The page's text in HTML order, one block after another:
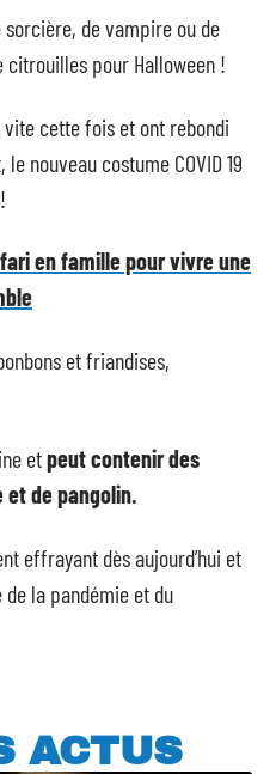
sorcière, de vampire ou de
pour Halloween !
cette fois et ont rebondi
nouveau costume COVID 19
en famille pour vivre une
et friandises,
etpeut contenir des
de pangolin.
effrayant dès aujourd’hui et
la pandémie et du
ACTUS